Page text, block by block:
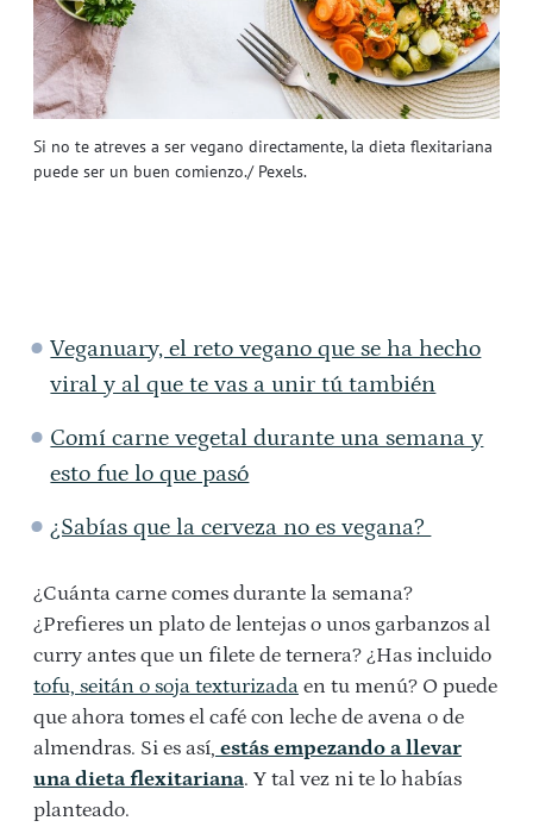
Si no te atreves a ser vegano directamente, la dieta flexitariana
puede ser un buen comienzo./ Pexels.
Veganuary, el reto vegano que se ha hecho
viral y al que te vas a unir tú también
Comí carne vegetal durante una semana y
esto fue lo que pasó
¿Sabías que la cerveza no es vegana?
¿Cuánta carne comes durante la semana?
¿Prefieres un plato de lentejas o unos garbanzos al
curry antes que un filete de ternera? ¿Has incluido
tofu, seitán o soja texturizada en tu menú? O puede
que ahora tomes el café con leche de avena o de
almendras. Si es así, estás empezando a llevar
una dieta flexitariana. Y tal vez ni te lo habías
planteado.